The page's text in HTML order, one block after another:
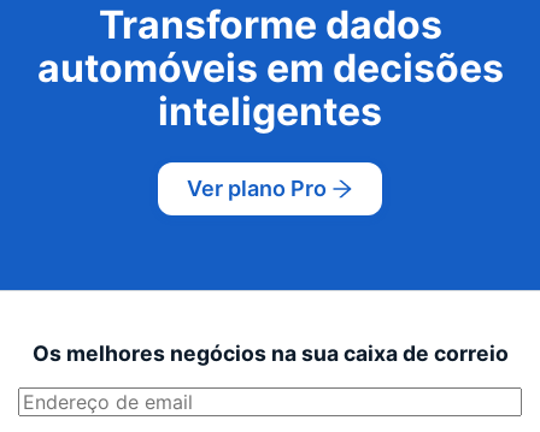
Transforme dados
automóveis em decisões
inteligentes
Ver plano Pro
Os melhores negócios na sua caixa de correio